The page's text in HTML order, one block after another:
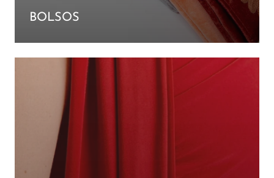
BOLSOS